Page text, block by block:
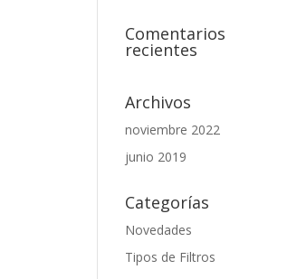
Comentarios
recientes
Archivos
noviembre 2022
junio 2019
Categorías
Novedades
Tipos de Filtros